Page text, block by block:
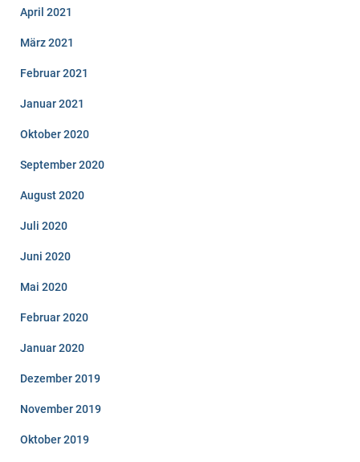
April 2021
März 2021
Februar 2021
Januar 2021
Oktober 2020
September 2020
August 2020
Juli 2020
Juni 2020
Mai 2020
Februar 2020
Januar 2020
Dezember 2019
November 2019
Oktober 2019